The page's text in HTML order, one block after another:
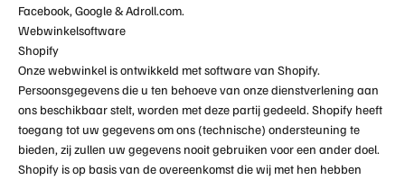
Facebook, Google & Adroll.com.
Webwinkelsoftware
Shopify
Onze webwinkel is ontwikkeld met software van Shopify.
Persoonsgegevens die u ten behoeve van onze dienstverlening aan
ons beschikbaar stelt, worden met deze partij gedeeld. Shopify heeft
toegang tot uw gegevens om ons (technische) ondersteuning te
bieden, zij zullen uw gegevens nooit gebruiken voor een ander doel.
Shopify is op basis van de overeenkomst die wij met hen hebben